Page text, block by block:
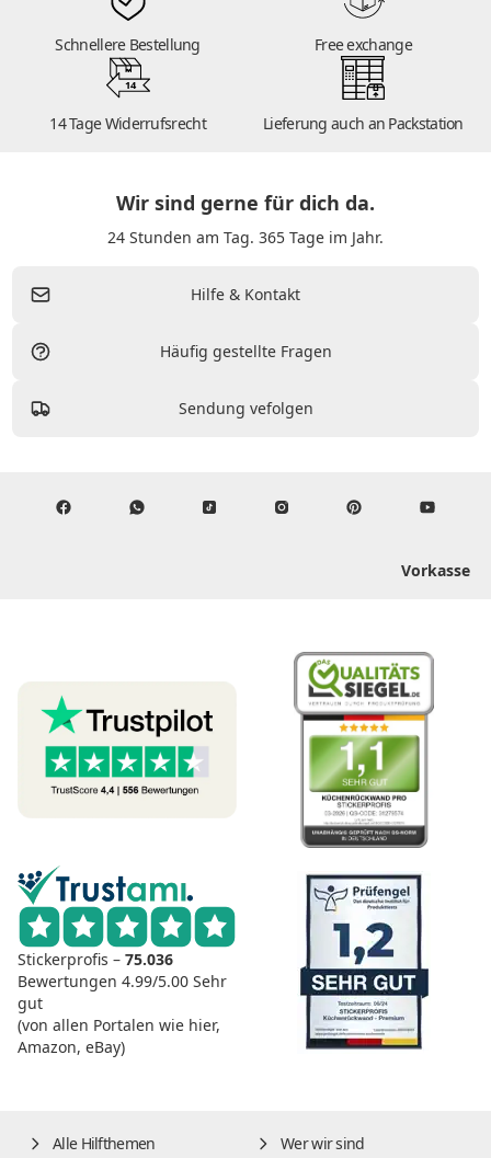
Schnellere Bestellung Free exchange
14
14 Tage Widerrufsrecht Lieferung auch an Packstation
Wir sind gerne für dich da.
24 Stunden am Tag. 365 Tage im Jahr.
Hilfe & Kontakt
Häufig gestellte Fragen
Sendung vefolgen
Vorkasse
Stickerprofis – 75.036
Bewertungen 4.99/5.00 Sehr
gut
(von allen Portalen wie hier,
Amazon, eBay)
Alle Hilfthemen Wer wir sind